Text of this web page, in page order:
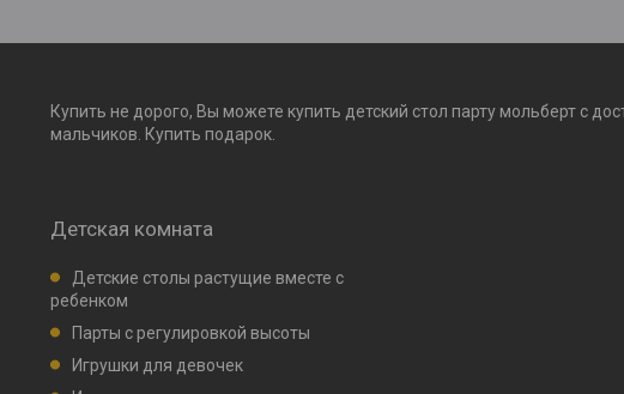
Купить не дорого, Вы можете купить детский стол парту мольберт с
мальчиков. Купить подарок.
Детская комната
Детские столы растущие вместе с
ребенком
Парты с регулировкой высоты
Игрушки для девочек